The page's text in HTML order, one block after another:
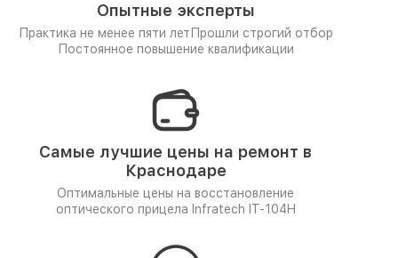
Опытные эксперты
Практика не менее пяти лет Прошли строгий отбор
Постоянное повышение квалификации
Самые лучшие цены на ремонт в
Краснодаре
Оптимальные цены на восстановление
оптического прицела Infratech IT-104H